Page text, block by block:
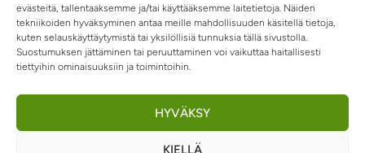
evästeitä, tallentaaksemme ja/tai käyttääksemme laitetietoja. Näiden
tekniikoiden hyväksyminen antaa meille mahdollisuuden käsitellä tietoja,
kuten selauskäyttäytymistä tai yksilöllisiä tunnuksia tällä sivustolla.
Suostumuksen jättäminen tai peruuttaminen voi vaikuttaa haitallisesti
tiettyihin ominaisuuksiin ja toimintoihin.
HYVÄKSY
KIELLÄ
RIIPPUMATOT JA -TUOLIT